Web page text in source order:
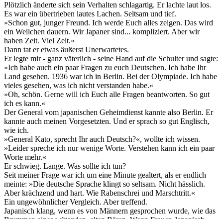
Plötzlich änderte sich sein Verhalten schlagartig. Er lachte laut los.
Es war ein übertrieben lautes Lachen. Seltsam und tief.
»Schon gut, junger Freund. Ich werde Euch alles zeigen. Das wird
ein Weilchen dauern. Wir Japaner sind... kompliziert. Aber wir
haben Zeit. Viel Zeit.«
Dann tat er etwas äußerst Unerwartetes.
Er legte mir - ganz väterlich - seine Hand auf die Schulter und sagte:
»Ich habe auch ein paar Fragen zu euch Deutschen. Ich habe Ihr
Land gesehen. 1936 war ich in Berlin. Bei der Olympiade. Ich habe
vieles gesehen, was ich nicht verstanden habe.«
»Oh, schön. Gerne will ich Euch alle Fragen beantworten. So gut
ich es kann.«
Der General vom japanischen Geheimdienst kannte also Berlin. Er
kannte auch meinen Vorgesetzten. Und er sprach so gut Englisch,
wie ich.
»General Kato, sprecht Ihr auch Deutsch?«, wollte ich wissen.
»Leider spreche ich nur wenige Worte. Verstehen kann ich ein paar
Worte mehr.«
Er schwieg. Lange. Was sollte ich tun?
Seit meiner Frage war ich um eine Minute gealtert, als er endlich
meinte: »Die deutsche Sprache klingt so seltsam. Nicht hässlich.
Aber krächzend und hart. Wie Rabenschrei und Marschtritt.«
Ein ungewöhnlicher Vergleich. Aber treffend.
Japanisch klang, wenn es von Männern gesprochen wurde, wie das